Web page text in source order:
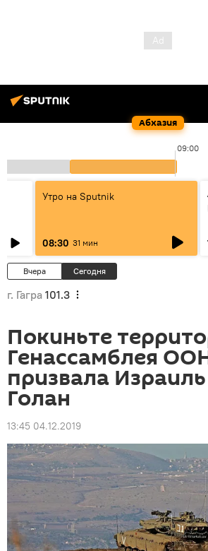
Абхазия
09:00
Утро на Sputnik
08:30 31 мин
Вчера Сегодня
г. Гагра 101.3
Покиньте
Генассамблея
призвала
Голан
13:45 04.12.2019